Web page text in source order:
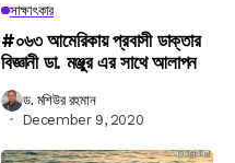
সাক্ষাৎকার
#০৬৩ আমেরিকায় প্রবাসী ডাক্তার
বিজ্ঞানী ডা. মঞ্জুর এর সাথে আলাপন
ড. মশিউর রহমান
December 9, 2020